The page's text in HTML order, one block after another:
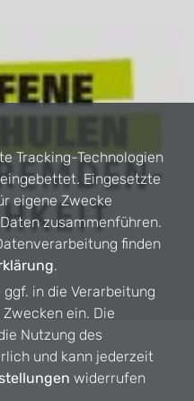
Tracking-Technologien
Eingesetzte
eigene Zwecke
zusammenführen.
finden
.
in die Verarbeitung
ein. Die
Nutzung des
und kann jederzeit
widerrufen